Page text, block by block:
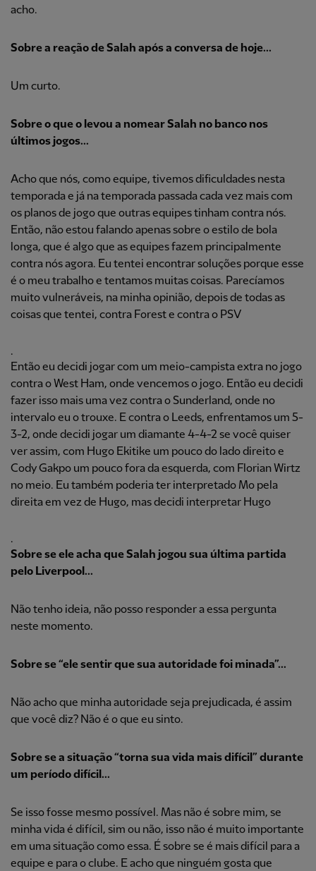
acho.
Sobre a reação de Salah após a conversa de hoje...
Um curto.
Sobre o que o levou a nomear Salah no banco nos
últimos jogos...
Acho que nós, como equipe, tivemos dificuldades nesta
temporada e já na temporada passada cada vez mais com
os planos de jogo que outras equipes tinham contra nós.
Então, não estou falando apenas sobre o estilo de bola
longa, que é algo que as equipes fazem principalmente
contra nós agora. Eu tentei encontrar soluções porque esse
é o meu trabalho e tentamos muitas coisas. Parecíamos
muito vulneráveis, na minha opinião, depois de todas as
coisas que tentei, contra Forest e contra o PSV
.
Então eu decidi jogar com um meio-campista extra no jogo
contra o West Ham, onde vencemos o jogo. Então eu decidi
fazer isso mais uma vez contra o Sunderland, onde no
intervalo eu o trouxe. E contra o Leeds, enfrentamos um 5-
3-2, onde decidi jogar um diamante 4-4-2 se você quiser
ver assim, com Hugo Ekitike um pouco do lado direito e
Cody Gakpo um pouco fora da esquerda, com Florian Wirtz
no meio. Eu também poderia ter interpretado Mo pela
direita em vez de Hugo, mas decidi interpretar Hugo
.
Sobre se ele acha que Salah jogou sua última partida
pelo Liverpool...
Não tenho ideia, não posso responder a essa pergunta
neste momento.
Sobre se “ele sentir que sua autoridade foi minada”...
Não acho que minha autoridade seja prejudicada, é assim
que você diz? Não é o que eu sinto.
Sobre se a situação “torna sua vida mais difícil” durante
um período difícil...
Se isso fosse mesmo possível. Mas não é sobre mim, se
minha vida é difícil, sim ou não, isso não é muito importante
em uma situação como essa. É sobre se é mais difícil para a
equipe e para o clube. E acho que ninguém gosta que